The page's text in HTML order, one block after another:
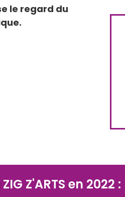
le regard du
Z'ARTS en 2022 :